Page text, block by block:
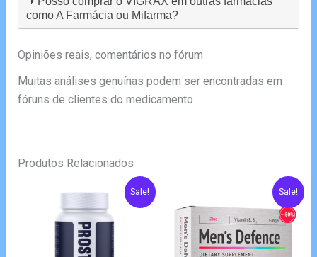
como A Farmácia ou Mifarma?
Opiniões reais, comentários no fórum
Muitas análises genuínas podem ser encontradas em
fóruns de clientes do medicamento
Produtos Relacionados
Sale! Sale!